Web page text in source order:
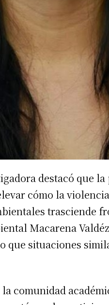
destacó que
cómo la
trasciende
Macarena
que situaciones
comunidad